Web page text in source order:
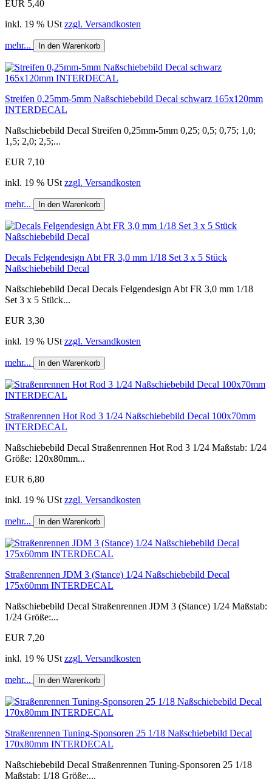
EUR 5,40
inkl. 19 % USt zzgl. Versandkosten
mehr... In den Warenkorb
Streifen 0,25mm-5mm Naßschiebebild Decal schwarz 165x120mm
INTERDECAL
Naßschiebebild Decal Streifen 0,25mm-5mm 0,25; 0,5; 0,75; 1,0;
1,5; 2,0; 2,5;...
EUR 7,10
inkl. 19 % USt zzgl. Versandkosten
mehr... In den Warenkorb
Decals Felgendesign Abt FR 3,0 mm 1/18 Set 3 x 5 Stück
Naßschiebebild Decal
Naßschiebebild Decal Decals Felgendesign Abt FR 3,0 mm 1/18
Set 3 x 5 Stück...
EUR 3,30
inkl. 19 % USt zzgl. Versandkosten
mehr... In den Warenkorb
Straßenrennen Hot Rod 3 1/24 Naßschiebebild Decal 100x70mm
INTERDECAL
Naßschiebebild Decal Straßenrennen Hot Rod 3 1/24 Maßstab: 1/24
Größe: 120x80mm...
EUR 6,80
inkl. 19 % USt zzgl. Versandkosten
mehr... In den Warenkorb
Straßenrennen JDM 3 (Stance) 1/24 Naßschiebebild Decal
175x60mm INTERDECAL
Naßschiebebild Decal Straßenrennen JDM 3 (Stance) 1/24 Maßstab:
1/24 Größe:...
EUR 7,20
inkl. 19 % USt zzgl. Versandkosten
mehr... In den Warenkorb
Straßenrennen Tuning-Sponsoren 25 1/18 Naßschiebebild Decal
170x80mm INTERDECAL
Naßschiebebild Decal Straßenrennen Tuning-Sponsoren 25 1/18
Maßstab: 1/18 Größe:...